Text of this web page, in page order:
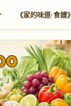
《家的味道·食譜》